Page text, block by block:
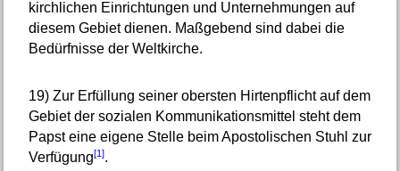
kirchlichen Einrichtungen und Unternehmungen auf
diesem Gebiet dienen. Maßgebend sind dabei die
Bedürfnisse der Weltkirche.
19)Zur Erfüllung seiner obersten Hirtenpflicht auf dem
Gebiet der sozialen Kommunikationsmittel steht dem
Papst eine eigene Stelle beim Apostolischen Stuhl zur
Verfügung[1].